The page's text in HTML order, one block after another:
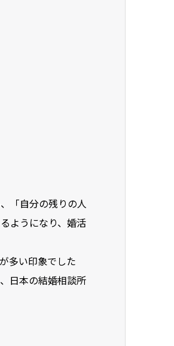
「自分の残りの人
ようになり、婚活
多い印象でした
日本の結婚相談所